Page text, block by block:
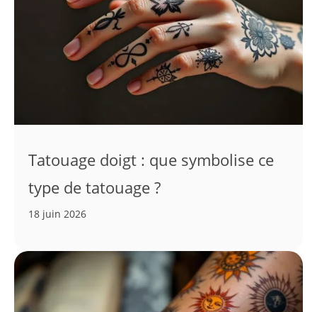
Tatouage doigt : que symbolise ce
type de tatouage ?
18 juin 2026